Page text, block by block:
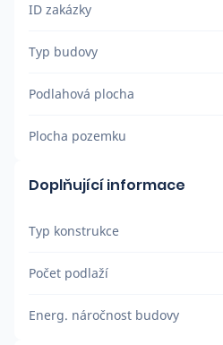
ID zakázky
Typ budovy
Podlahová plocha
Plocha pozemku
Doplňující informace
Typ konstrukce
Počet podlaží
Energ. náročnost budovy